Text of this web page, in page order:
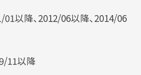
以降、2012/06以降、2014/06
11以降